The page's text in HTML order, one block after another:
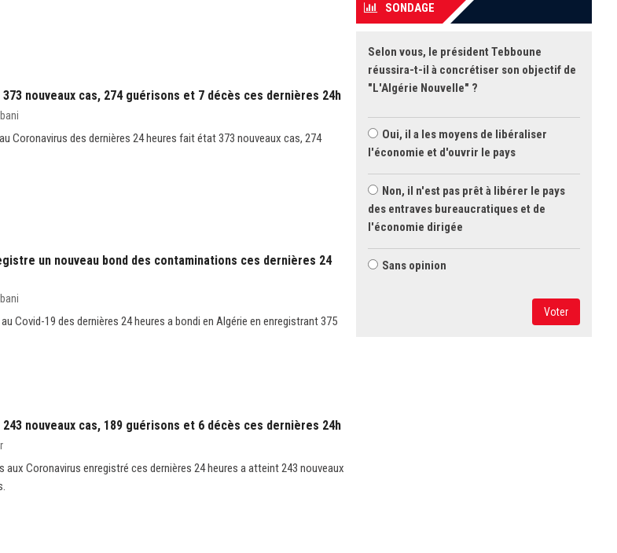
nouveaux cas, 274 guérisons et 7 décès ces dernières 24h
Coronavirus des dernières 24 heures fait état 373 nouveaux cas, 274
un nouveau bond des contaminations ces dernières 24
Covid-19 des dernières 24 heures a bondi en Algérie en enregistrant 375
nouveaux cas, 189 guérisons et 6 décès ces dernières 24h
Coronavirus enregistré ces dernières 24 heures a atteint 243 nouveaux
SONDAGE
Selon vous, le président Tebboune
réussira-t-il à concrétiser son objectif de
"L'Algérie Nouvelle" ?
Oui, il a les moyens de libéraliser
l'économie et d'ouvrir le pays
Non, il n'est pas prêt à libérer le pays
des entraves bureaucratiques et de
l'économie dirigée
Sans opinion
Voter